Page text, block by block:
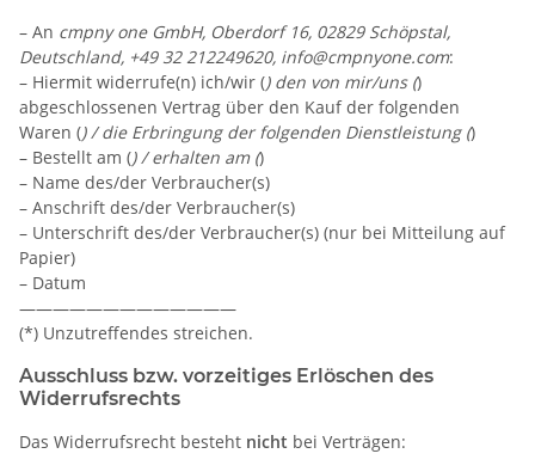
– An cmpny one GmbH, Oberdorf 16, 02829 Schöpstal,
Deutschland, +49 32 212249620, info@cmpnyone.com:
– Hiermit widerrufe(n) ich/wir () den von mir/uns ()
abgeschlossenen Vertrag über den Kauf der folgenden
Waren () / die Erbringung der folgenden Dienstleistung ()
– Bestellt am () / erhalten am ()
– Name des/der Verbraucher(s)
– Anschrift des/der Verbraucher(s)
– Unterschrift des/der Verbraucher(s) (nur bei Mitteilung auf
Papier)
– Datum
—————————————
(*) Unzutreffendes streichen.
Ausschluss bzw. vorzeitiges Erlöschen des
Widerrufsrechts
Das Widerrufsrecht besteht nicht bei Verträgen: